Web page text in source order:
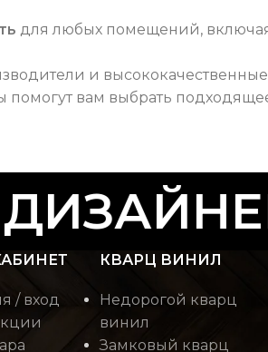
для любых помещений,
и
помогут вам выбрать
/ вход
КВАРЦ ВИНИЛ
Недорогой кварц
винил
Замковый кварц